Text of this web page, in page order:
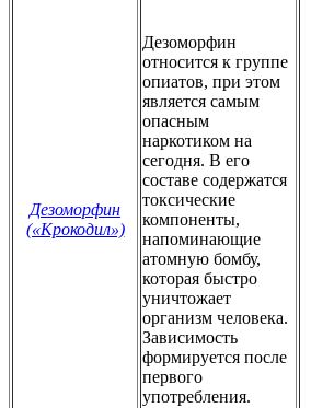
Дезоморфин
(«Крокодил»)
Дезоморфин
относится к группе
опиатов, при этом
является самым
опасным
наркотиком на
сегодня. В его
составе содержатся
токсические
компоненты,
напоминающие
атомную бомбу,
которая быстро
уничтожает
организм человека.
Зависимость
формируется после
первого
употребления.